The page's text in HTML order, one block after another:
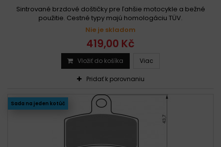
Sintrované brzdové doštičky pre ľahšie motocykle a bežné
použitie. Cestné typy majú homologáciu TÜV.
Nie je skladom
419,00 Kč
Vložiť do košíka Viac
Pridať k porovnaniu
Sada na jeden kotúč